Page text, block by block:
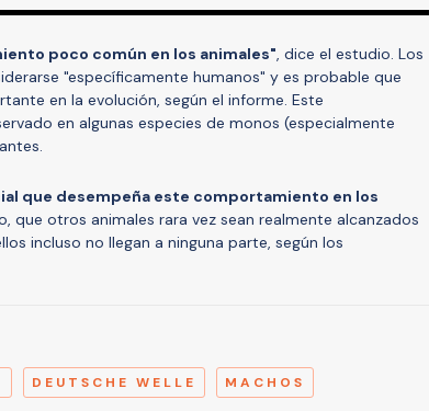
poco común en los animales", dice el estudio. Los
"específicamente humanos" y es probable que
en la evolución, según el informe. Este
en algunas especies de monos (especialmente
que desempeña este comportamiento en los
que otros animales rara vez sean realmente alcanzados
incluso no llegan a ninguna parte, según los
DEUTSCHE WELLE MACHOS